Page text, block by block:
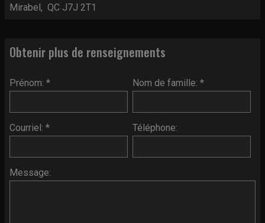
Mirabel, QC J7J 2T1
Obtenir plus de renseignements
Prénom: * Nom de famille: *
Courriel: * Téléphone:
Message: